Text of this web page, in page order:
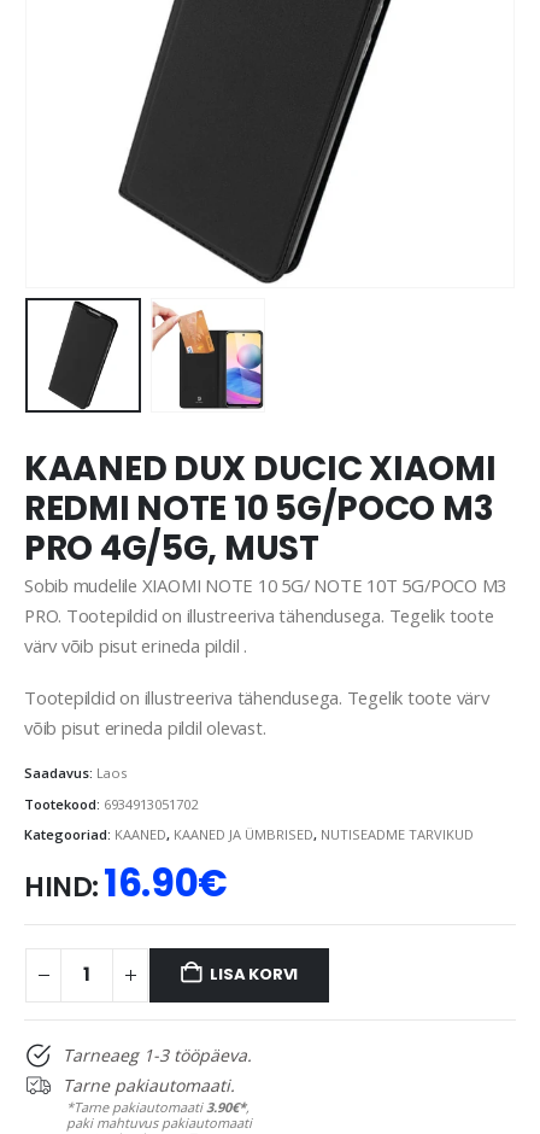
KAANED DUX DUCIC XIAOMI
REDMI NOTE 10 5G/POCO M3
PRO 4G/5G, MUST
Sobib mudelile XIAOMI NOTE 10 5G/ NOTE 10T 5G/POCO M3
PRO. Tootepildid on illustreeriva tähendusega. Tegelik toote
värv võib pisut erineda pildil .
Tootepildid on illustreeriva tähendusega. Tegelik toote värv
võib pisut erineda pildil olevast.
Saadavus: Laos
Tootekood: 6934913051702
Kategooriad: KAANED, KAANED JA ÜMBRISED, NUTISEADME TARVIKUD
HIND:16.90€
LISA KORVI
Tarneaeg 1-3 tööpäeva.
Tarne pakiautomaati.
*Tarne pakiautomaati3.90€*,
paki mahtuvus pakiautomaati